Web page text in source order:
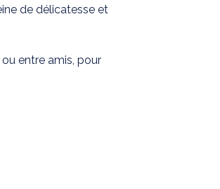
de délicatesse et
entre amis, pour